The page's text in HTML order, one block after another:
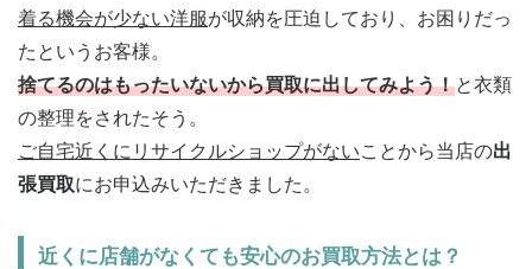
着る機会が少ない洋服が収納を圧迫しており、お困りだっ
たというお客様。
捨てるのはもったいないから買取に出してみよう！と衣類
の整理をされたそう。
ご自宅近くにリサイクルショップがないことから当店の出
張買取にお申込みいただきました。
近くに店舗がなくても安心のお買取方法とは？